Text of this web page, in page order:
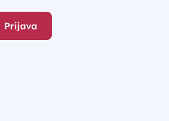
Prijava